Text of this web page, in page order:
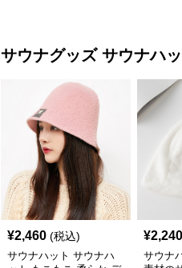
サウナグッズ サウナハ
¥2,460 (税込)
サウナハット サウナハ
¥2,240
サウナ